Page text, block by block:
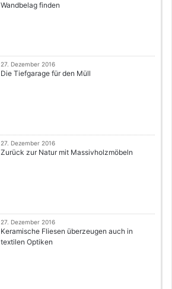
Wandbelag finden
27. Dezember 2016
Die Tiefgarage für den Müll
27. Dezember 2016
Zurück zur Natur mit Massivholzmöbeln
27. Dezember 2016
Keramische Fliesen überzeugen auch in
textilen Optiken